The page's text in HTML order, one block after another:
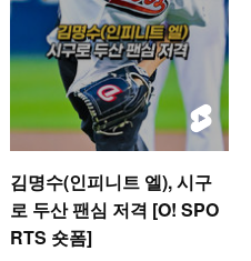
김명수(인피니트 엘), 시구
로 두산 팬심 저격 [O! SPO
RTS 숏폼]